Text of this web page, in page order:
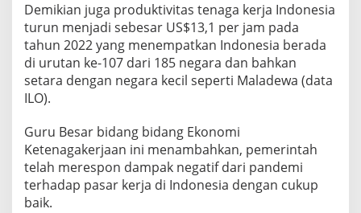
Demikian juga produktivitas tenaga kerja Indonesia
turun menjadi sebesar US$13,1 per jam pada
tahun 2022 yang menempatkan Indonesia berada
di urutan ke-107 dari 185 negara dan bahkan
setara dengan negara kecil seperti Maladewa (data
ILO).
Guru Besar bidang bidang Ekonomi
Ketenagakerjaan ini menambahkan, pemerintah
telah merespon dampak negatif dari pandemi
terhadap pasar kerja di Indonesia dengan cukup
baik.